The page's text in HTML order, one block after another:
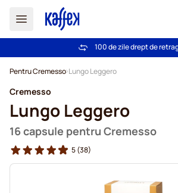
Livrare gratuită la comenzi de
100 de zile drept de
Pentru Cremesso Lungo Leggero
Cremesso
Lungo Leggero
16 capsule pentru Cremesso
5(38)